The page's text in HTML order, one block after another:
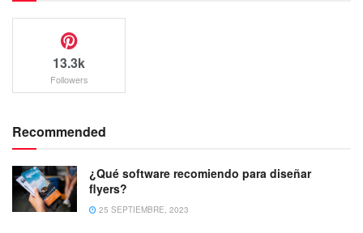
13.3k
Followers
Recommended
¿Qué software recomiendo para diseñar
flyers?
25 SEPTIEMBRE, 2023